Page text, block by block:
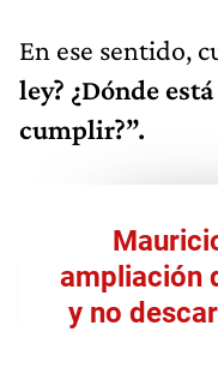
En ese sentido,
ley? ¿Dónde
cumplir?”.
ampliación
y no